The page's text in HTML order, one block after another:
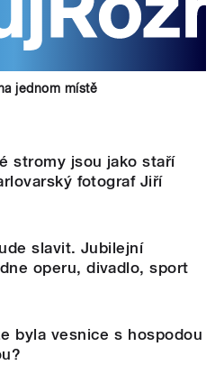
jednom místě
stromy jsou jako staří
fotograf Jiří
slavit. Jubilejní
operu, divadlo, sport
byla vesnice s hospodou